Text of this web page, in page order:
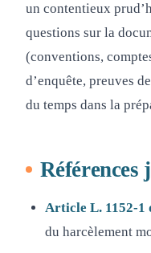
un contentieux
questions sur la
(conventions,
d’enquête, preuves
du temps dans la
Références
Article L. 1152-1
du harcèlement